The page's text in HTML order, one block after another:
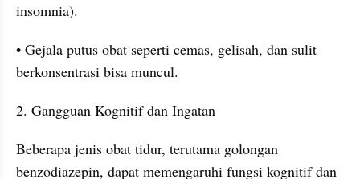
insomnia).
• Gejala putus obat seperti cemas, gelisah, dan sulit
berkonsentrasi bisa muncul.
2. Gangguan Kognitif dan Ingatan
Beberapa jenis obat tidur, terutama golongan
benzodiazepin, dapat memengaruhi fungsi kognitif dan